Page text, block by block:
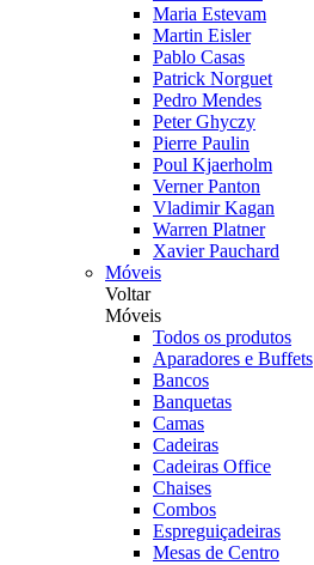
Maria Estevam
Martin Eisler
Pablo Casas
Patrick Norguet
Pedro Mendes
Peter Ghyczy
Pierre Paulin
Poul Kjaerholm
Verner Panton
Vladimir Kagan
Warren Platner
Xavier Pauchard
Móveis
Voltar
Móveis
Todos os produtos
Aparadores e Buffets
Bancos
Banquetas
Camas
Cadeiras
Cadeiras Office
Chaises
Combos
Espreguiçadeiras
Mesas de Centro